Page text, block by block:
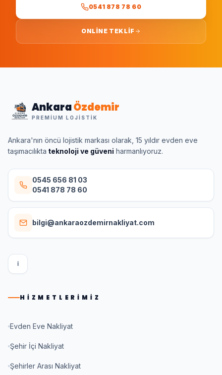
0541 878 78 60
ONLINE TEKLIF
AnkaraÖzdemir
PREMIUM LOJISTIK
Ankara'nın öncü lojistik markası olarak, 15 yıldır evden eve
taşımacılıkta teknoloji ve güveni harmanlıyoruz.
0545 656 81 03
0541 878 78 60
bilgi@ankaraozdemirnakliyat.com
I
HIZMETLERIMIZ
Evden Eve Nakliyat
Şehir İçi Nakliyat
Şehirler Arası Nakliyat